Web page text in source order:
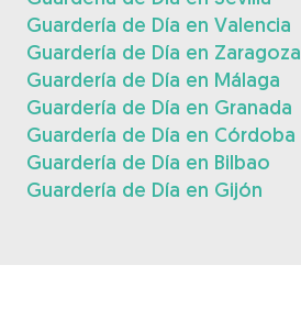
Guardería de Día en Valencia
Guardería de Día en Zaragoza
Guardería de Día en Málaga
Guardería de Día en Granada
Guardería de Día en Córdoba
Guardería de Día en Bilbao
Guardería de Día en Gijón